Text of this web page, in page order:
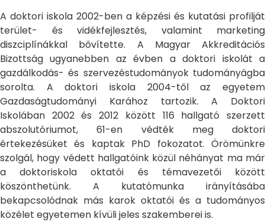
A doktori iskola 2002-ben a képzési és kutatási profilját
terület- és vidékfejlesztés, valamint marketing
diszciplínákkal bővítette. A Magyar Akkreditációs
Bizottság ugyanebben az évben a doktori iskolát a
gazdálkodás- és szervezéstudományok tudományágba
sorolta. A doktori iskola 2004-től az egyetem
Gazdaságtudományi Karához tartozik. A Doktori
Iskolában 2002 és 2012 között 116 hallgató szerzett
abszolutóriumot, 61-en védték meg doktori
értekezésüket és kaptak PhD fokozatot. Örömünkre
szolgál, hogy védett hallgatóink közül néhányat ma már
a doktoriskola oktatói és témavezetői között
köszönthetünk. A kutatómunka irányításába
bekapcsolódnak más karok oktatói és a tudományos
közélet egyetemen kívüli jeles szakemberei is.